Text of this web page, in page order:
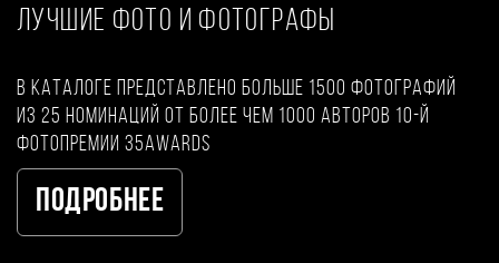
ЛУЧШИЕ ФОТО И ФОТОГРАФЫ
В каталоге представлено больше 1500 фотографий
из 25 номинаций от более чем 1000 авторов 10-й
фотопремии 35AWARDS
Подробнее